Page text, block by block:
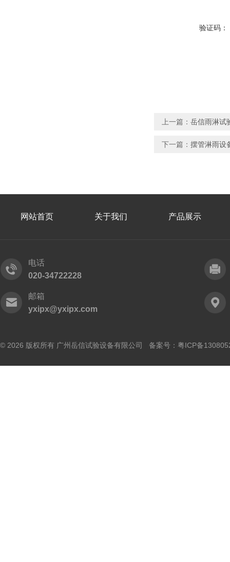
验证码：
上一篇： 岳信雨淋试
下一篇： 摆管淋雨设
网站首页 关于我们 产品展示
电话
020-34722228
邮箱
yxipx@yxipx.com
© 2026 版权所有 广州岳信试验设备有限公司 备案号： 粤ICP备